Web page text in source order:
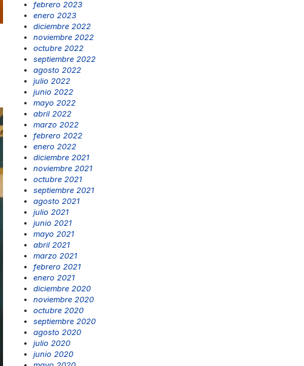
febrero 2023
enero 2023
diciembre 2022
noviembre 2022
octubre 2022
septiembre 2022
agosto 2022
julio 2022
junio 2022
mayo 2022
abril 2022
marzo 2022
febrero 2022
enero 2022
diciembre 2021
noviembre 2021
octubre 2021
septiembre 2021
agosto 2021
julio 2021
junio 2021
mayo 2021
abril 2021
marzo 2021
febrero 2021
enero 2021
diciembre 2020
noviembre 2020
octubre 2020
septiembre 2020
agosto 2020
julio 2020
junio 2020